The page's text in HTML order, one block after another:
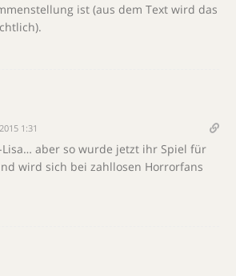
ist (aus dem Text wird das
1:31
aber so wurde jetzt ihr Spiel für
wird sich bei zahllosen Horrorfans